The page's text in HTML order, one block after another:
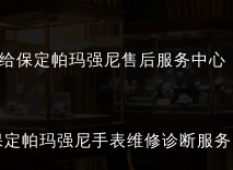
保定帕玛强尼售后服务中心
帕玛强尼手表维修诊断服务